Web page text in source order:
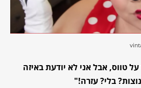
טווס, אבל אני לא יודעת באיזה
בלי? עזרה!"